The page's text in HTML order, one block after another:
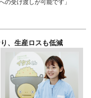
の受け渡しが可能です」
、生産ロスも低減